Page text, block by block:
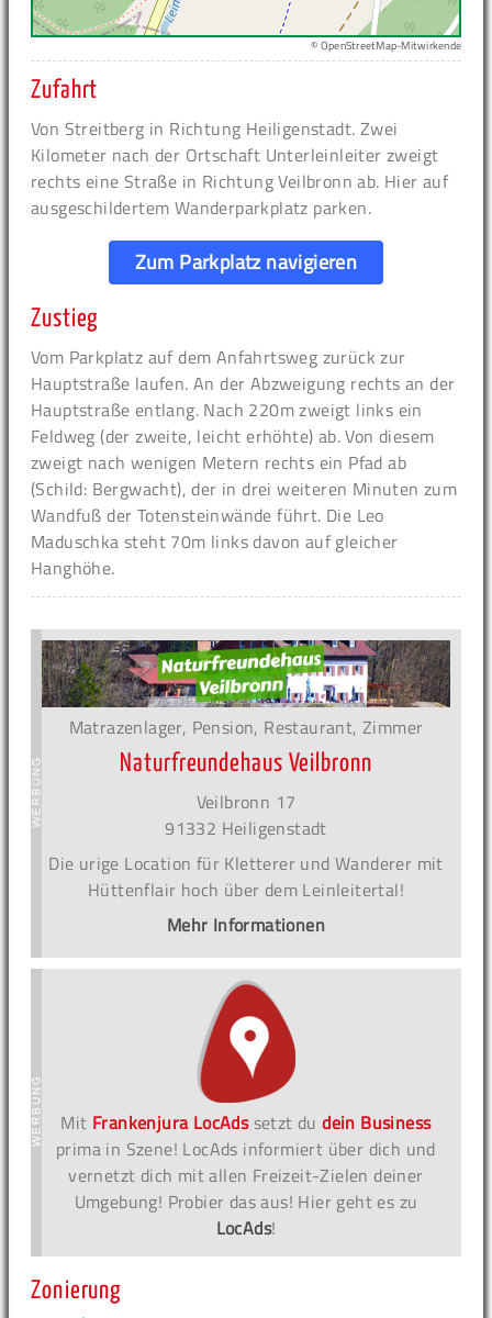
© OpenStreetMap-Mitwirkende
Zufahrt
Von Streitberg in Richtung Heiligenstadt. Zwei
Kilometer nach der Ortschaft Unterleinleiter zweigt
rechts eine Straße in Richtung Veilbronn ab. Hier auf
ausgeschildertem Wanderparkplatz parken.
Zum Parkplatz navigieren
Zustieg
Vom Parkplatz auf dem Anfahrtsweg zurück zur
Hauptstraße laufen. An der Abzweigung rechts an der
Hauptstraße entlang. Nach 220m zweigt links ein
Feldweg (der zweite, leicht erhöhte) ab. Von diesem
zweigt nach wenigen Metern rechts ein Pfad ab
(Schild: Bergwacht), der in drei weiteren Minuten zum
Wandfuß der Totensteinwände führt. Die Leo
Maduschka steht 70m links davon auf gleicher
Hanghöhe.
Matrazenlager, Pension, Restaurant, Zimmer
Naturfreundehaus Veilbronn
Veilbronn 17
91332 Heiligenstadt
Die urige Location für Kletterer und Wanderer mit
Hüttenflair hoch über dem Leinleitertal!
Mehr Informationen
Mit Frankenjura LocAdssetzt dudein Business
prima in Szene! LocAds informiert über dich und
vernetzt dich mit allen Freizeit-Zielen deiner
Umgebung! Probier das aus! Hier geht es zu
LocAds!
Zonierung